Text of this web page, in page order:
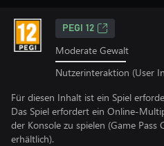
PEGI 12
Moderate Gewalt
Nutzerinteraktion (User
Für diesen Inhalt ist ein Spiel
Das Spiel erfordert ein Online-
der Konsole zu spielen (Game
erhältlich).